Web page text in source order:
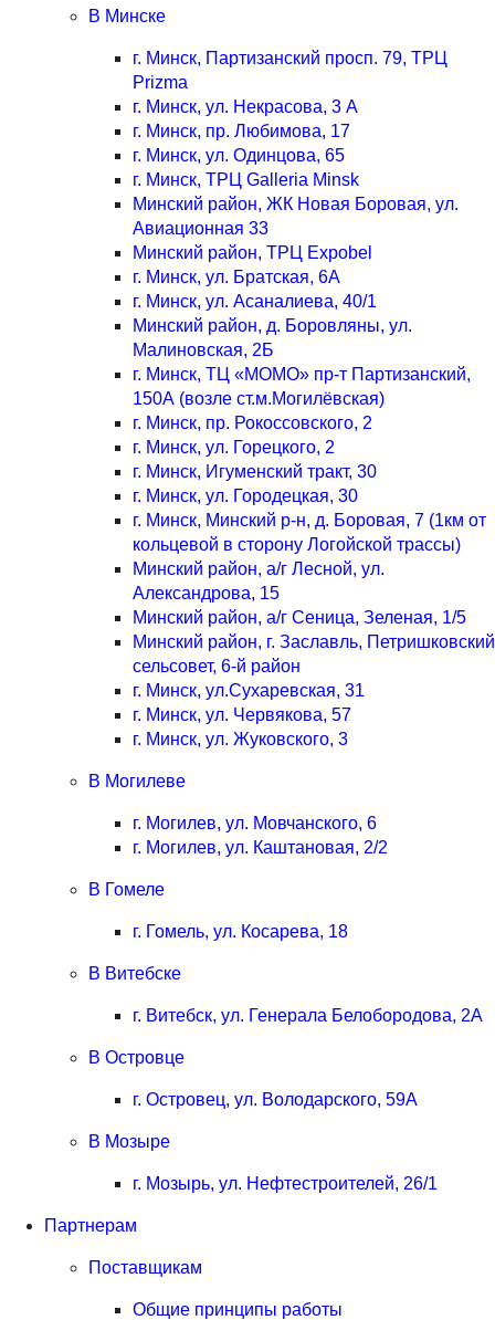
В Минске
г. Минск, Партизанский просп. 79, ТРЦ
Prizma
г. Минск, ул. Некрасова, 3 А
г. Минск, пр. Любимова, 17
г. Минск, ул. Одинцова, 65
г. Минск, ТРЦ Galleria Minsk
Минский район, ЖК Новая Боровая, ул.
Авиационная 33
Минский район, ТРЦ Expobel
г. Минск, ул. Братская, 6А
г. Минск, ул. Асаналиева, 40/1
Минский район, д. Боровляны, ул.
Малиновская, 2Б
г. Минск, ТЦ «МОМО» пр-т Партизанский,
150А (возле ст.м.Могилёвская)
г. Минск, пр. Рокоссовского, 2
г. Минск, ул. Горецкого, 2
г. Минск, Игуменский тракт, 30
г. Минск, ул. Городецкая, 30
г. Минск, Минский р-н, д. Боровая, 7 (1км от
кольцевой в сторону Логойской трассы)
Минский район, а/г Лесной, ул.
Александрова, 15
Минский район, а/г Сеница, Зеленая, 1/5
Минский район, г. Заславль, Петришковский
сельсовет, 6-й район
г. Минск, ул.Сухаревская, 31
г. Минск, ул. Червякова, 57
г. Минск, ул. Жуковского, 3
В Могилеве
г. Могилев, ул. Мовчанского, 6
г. Могилев, ул. Каштановая, 2/2
В Гомеле
г. Гомель, ул. Косарева, 18
В Витебске
г. Витебск, ул. Генерала Белобородова, 2А
В Островце
г. Островец, ул. Володарского, 59А
В Мозыре
г. Мозырь, ул. Нефтестроителей, 26/1
Партнерам
Поставщикам
Общие принципы работы